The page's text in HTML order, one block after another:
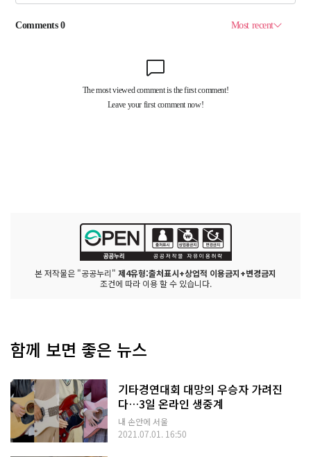
본 저작물은 "공공누리" 제4유형:출처표시+상업적 이용금지+변경금지
조건에 따라 이용 할 수 있습니다.
함께 보면 좋은 뉴스
기타경연대회 대망의 우승자 가려진
다…3일 온라인 생중계
내 손안에 서울
2021.07.01. 16:50